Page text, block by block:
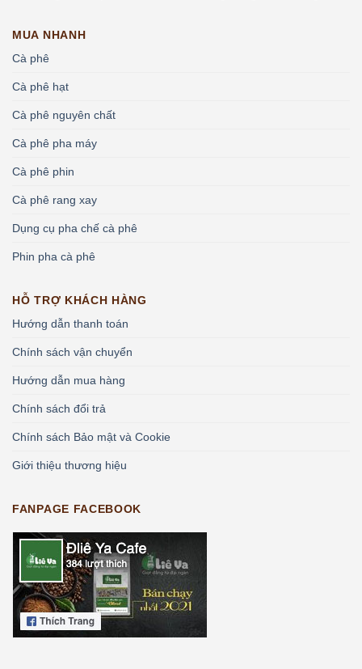
MUA NHANH
Cà phê
Cà phê hạt
Cà phê nguyên chất
Cà phê pha máy
Cà phê phin
Cà phê rang xay
Dụng cụ pha chế cà phê
Phin pha cà phê
HỖ TRỢ KHÁCH HÀNG
Hướng dẫn thanh toán
Chính sách vận chuyển
Hướng dẫn mua hàng
Chính sách đổi trả
Chính sách Bảo mật và Cookie
Giới thiệu thương hiệu
FANPAGE FACEBOOK